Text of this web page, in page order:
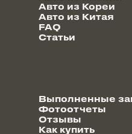
Выполненные
Фотоотчеты
Отзывы
Как купить
Авто из Кореи
Авто из Китая
FAQ
Статьи